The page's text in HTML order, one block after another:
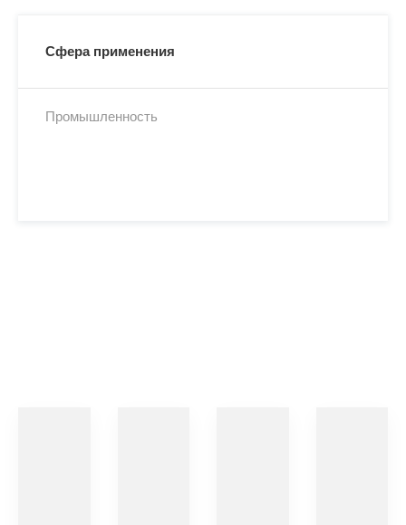
Сфера применения
Промышленность